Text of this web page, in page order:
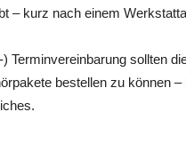
– kurz nach einem
Terminvereinbarung sollten
bestellen zu können